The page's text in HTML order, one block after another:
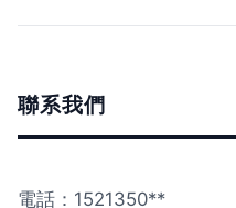
聯系我們
電話：1521350**